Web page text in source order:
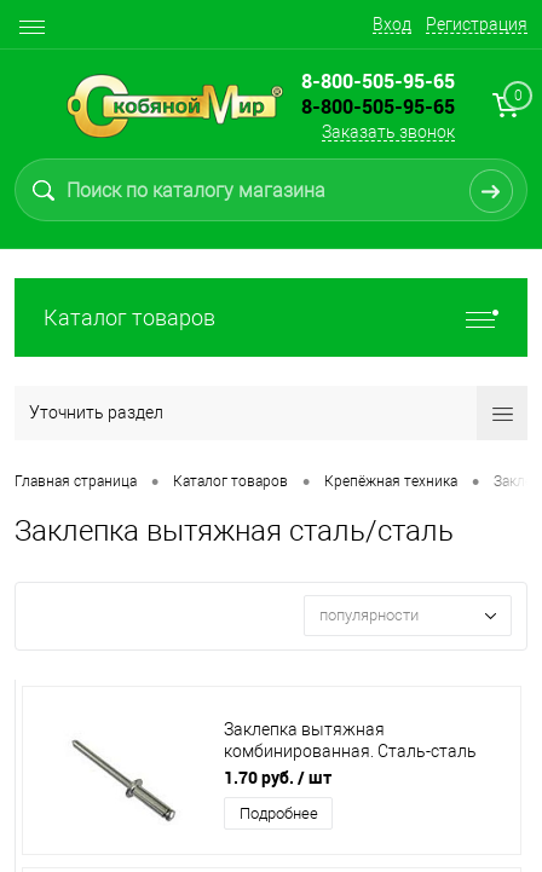
Вход Регистрация
8-800-505-95-65
8-800-505-95-65
Заказать звонок
0
Каталог товаров
Уточнить раздел
Главная страница • Каталог товаров • Крепёжная техника •
Заклепка вытяжная сталь/сталь
популярности
Заклепка вытяжная
комбинированная. Сталь-сталь
3,2х8 /1000/
1.70 руб. / шт
Подробнее